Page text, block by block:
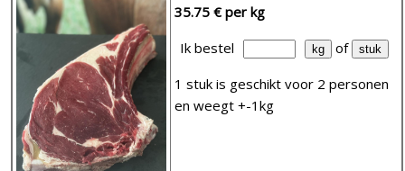
35.75 € per kg
Ik bestel
of
1 stuk is geschikt voor 2 personen
en weegt +-1kg